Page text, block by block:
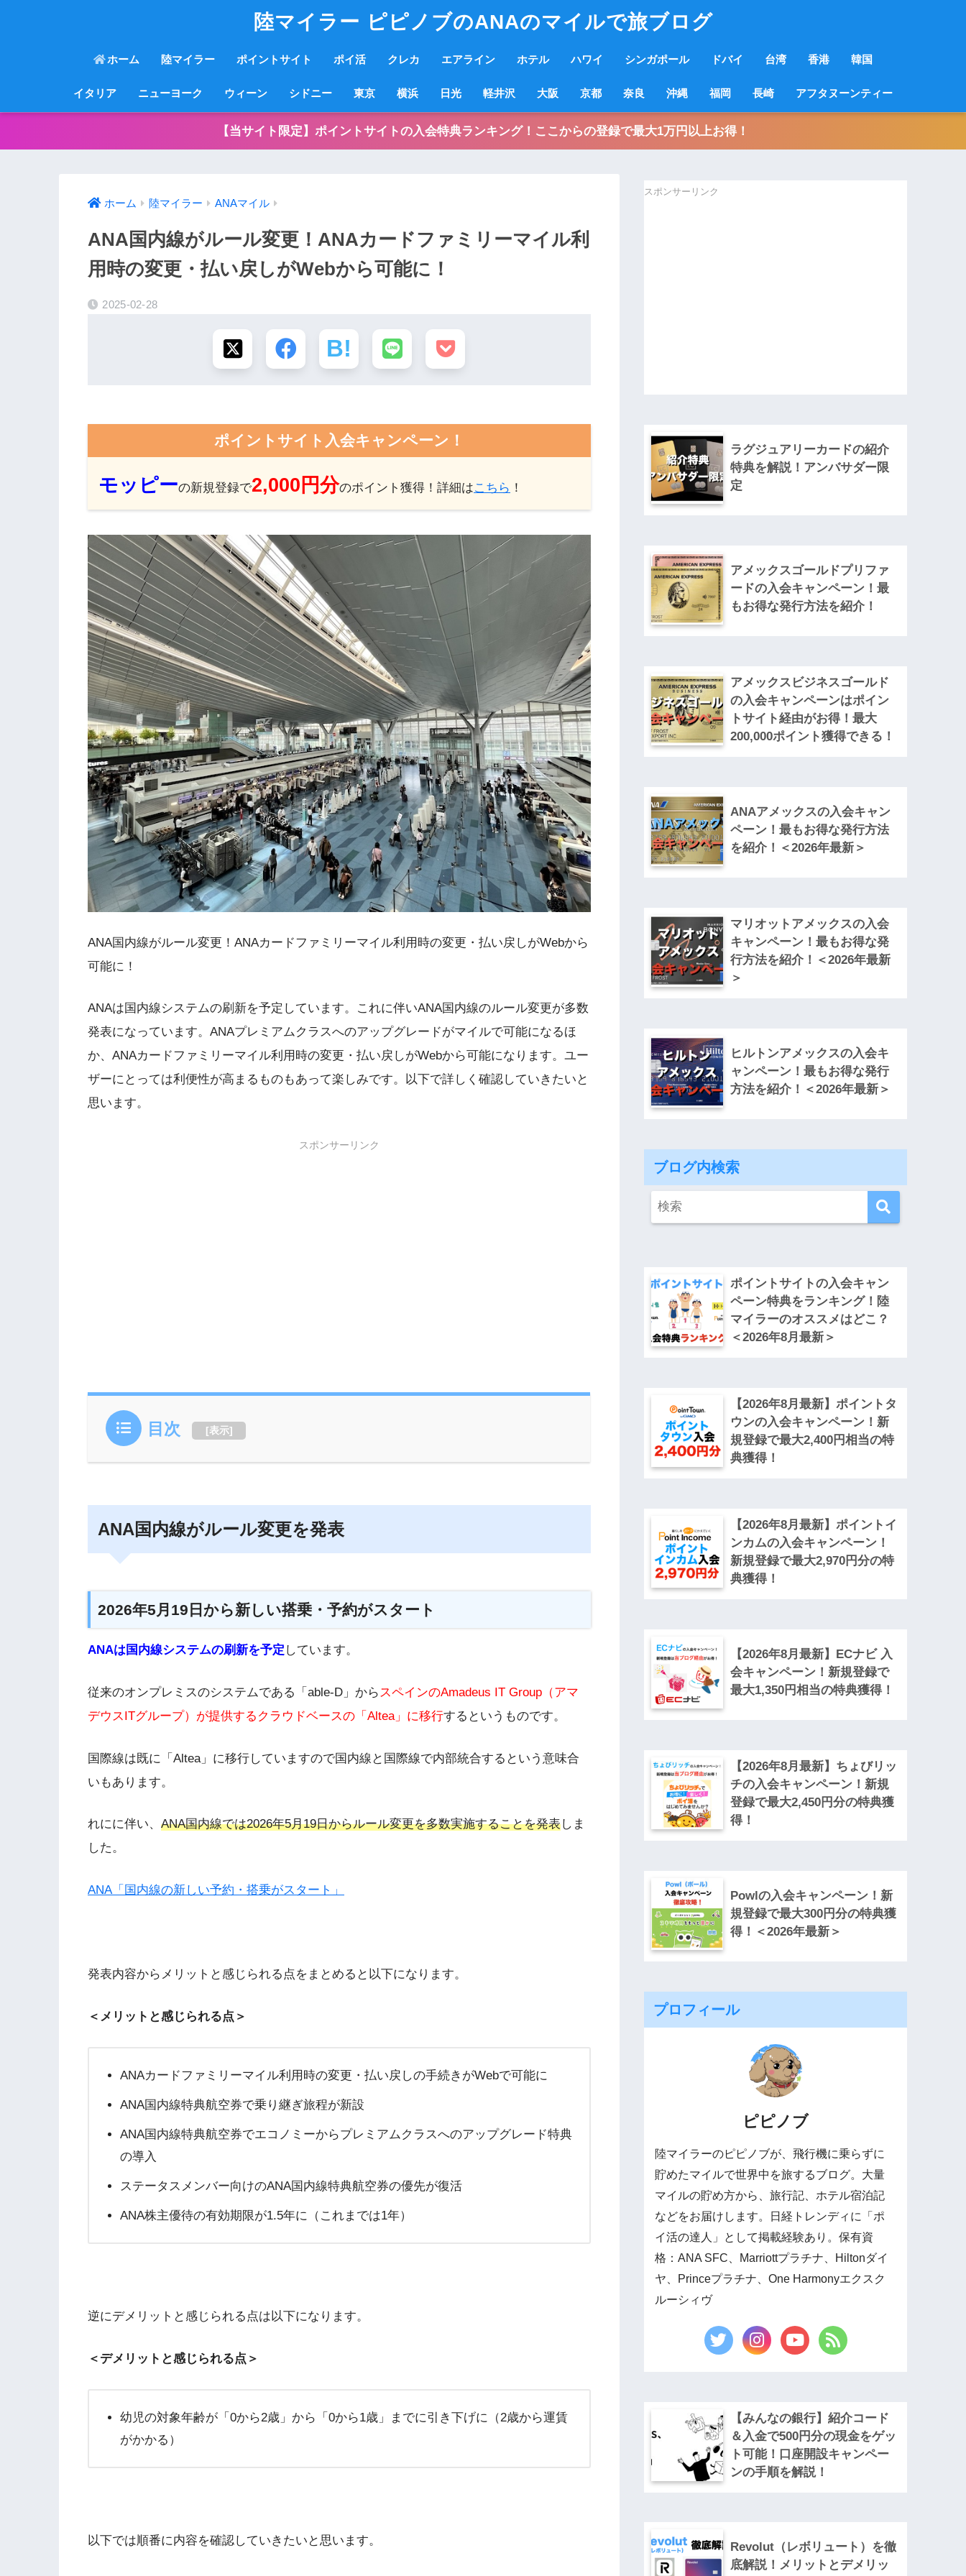
陸マイラー ピピノブのANAのマイルで旅ブログ
ホーム 陸マイラー ポイントサイト ポイ活 クレカ エアライン ホテル ハワイ シンガポール ドバイ 台湾 香港 韓国
イタリア ニューヨーク ウィーン シドニー 東京 横浜 日光 軽井沢 大阪 京都 奈良 沖縄 福岡 長崎 アフタヌーンティー
【当サイト限定】ポイントサイトの入会特典ランキング！ここからの登録で最大1万円以上お得！
ホーム 陸マイラー ANAマイル
ANA国内線がルール変更！ANAカードファミリーマイル利
用時の変更・払い戻しがWebから可能に！
2025-02-28
ポイントサイト入会キャンペーン！
モッピーの新規登録で2,000円分のポイント獲得！詳細はこちら ！
ANA国内線がルール変更！ANAカードファミリーマイル利用時の変更・払い戻しがWebから
可能に！
ANAは国内線システムの刷新を予定しています。これに伴いANA国内線のルール変更が多数
発表になっています。ANAプレミアムクラスへのアップグレードがマイルで可能になるほ
か、ANAカードファミリーマイル利用時の変更・払い戻しがWebから可能になります。ユー
ザーにとっては利便性が高まるものもあって楽しみです。以下で詳しく確認していきたいと
思います。
スポンサーリンク
目次 [表示]
ANA国内線がルール変更を発表
2026年5月19日から新しい搭乗・予約がスタート
ANAは国内線システムの刷新を予定 しています。
従来のオンプレミスのシステムである「able-D」からスペインのAmadeus IT Group（アマ
デウスITグループ）が提供するクラウドベースの「Altea」に移行するというものです。
国際線は既に「Altea」に移行していますので国内線と国際線で内部統合するという意味合
いもあります。
れにに伴い、 ANA国内線では2026年5月19日からルール変更を多数実施することを発表しま
した。
ANA「国内線の新しい予約・搭乗がスタート」
発表内容からメリットと感じられる点をまとめると以下になります。
＜メリットと感じられる点＞
ANAカードファミリーマイル利用時の変更・払い戻しの手続きがWebで可能に
ANA国内線特典航空券で乗り継ぎ旅程が新設
ANA国内線特典航空券でエコノミーからプレミアムクラスへのアップグレード特典
の導入
ステータスメンバー向けのANA国内線特典航空券の優先が復活
ANA株主優待の有効期限が1.5年に（これまでは1年）
逆にデメリットと感じられる点は以下になります。
＜デメリットと感じられる点＞
幼児の対象年齢が「0から2歳」から「0から1歳」までに引き下げに（2歳から運賃
がかかる）
以下では順番に内容を確認していきたいと思います。
スポンサーリンク
ラグジュアリーカードの紹介
特典を解説！アンバサダー限
定
アメックスゴールドプリファ
ードの入会キャンペーン！最
もお得な発行方法を紹介！
アメックスビジネスゴールド
の入会キャンペーンはポイン
トサイト経由がお得！最大
200,000ポイント獲得できる！
ANAアメックスの入会キャン
ペーン！最もお得な発行方法
を紹介！＜2026年最新＞
マリオットアメックスの入会
キャンペーン！最もお得な発
行方法を紹介！＜2026年最新
＞
ヒルトンアメックスの入会キ
ャンペーン！最もお得な発行
方法を紹介！＜2026年最新＞
ブログ内検索
ポイントサイトの入会キャン
ペーン特典をランキング！陸
マイラーのオススメはどこ？
＜2026年8月最新＞
【2026年8月最新】ポイントタ
ウンの入会キャンペーン！新
規登録で最大2,400円相当の特
典獲得！
【2026年8月最新】ポイントイ
ンカムの入会キャンペーン！
新規登録で最大2,970円分の特
典獲得！
【2026年8月最新】ECナビ 入
会キャンペーン！新規登録で
最大1,350円相当の特典獲得！
【2026年8月最新】ちょびリッ
チの入会キャンペーン！新規
登録で最大2,450円分の特典獲
得！
Powlの入会キャンペーン！新
規登録で最大300円分の特典獲
得！＜2026年最新＞
プロフィール
ピピノブ
陸マイラーのピピノブが、飛行機に乗らずに
貯めたマイルで世界中を旅するブログ。大量
マイルの貯め方から、旅行記、ホテル宿泊記
などをお届けします。日経トレンディに「ポ
イ活の達人」として掲載経験あり。保有資
格：ANA SFC、Marriottプラチナ、Hiltonダイ
ヤ、Princeプラチナ、One Harmonyエクスク
ルーシィヴ
【みんなの銀行】紹介コード
＆入金で500円分の現金をゲッ
ト可能！口座開設キャンペー
ンの手順を解説！
Revolut（レボリュート）を徹
底解説！メリットとデメリッ